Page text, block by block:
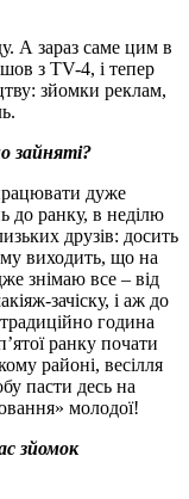
А зараз саме цим в
з ТV-4, і тепер
зйомки реклам,
зайняті?
дуже
до ранку, в неділю
друзів: досить
виходить, що на
знімаю все – від
зачіску, і аж до
година
ранку почати
районі, весілля
пасти десь на
молодої!
зйомок